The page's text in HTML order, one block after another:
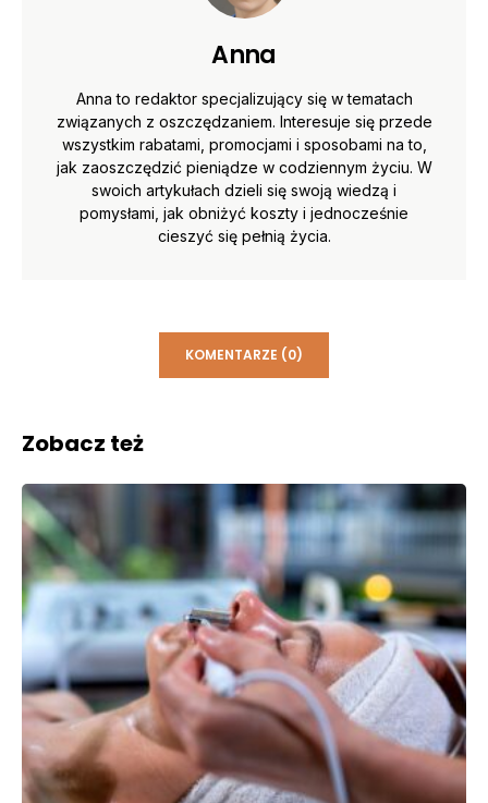
Anna
Anna to redaktor specjalizujący się w tematach
związanych z oszczędzaniem. Interesuje się przede
wszystkim rabatami, promocjami i sposobami na to,
jak zaoszczędzić pieniądze w codziennym życiu. W
swoich artykułach dzieli się swoją wiedzą i
pomysłami, jak obniżyć koszty i jednocześnie
cieszyć się pełnią życia.
KOMENTARZE (0)
Zobacz też